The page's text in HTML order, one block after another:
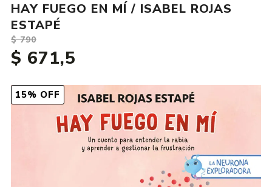
15% OFF
HAY FUEGO EN MÍ / ISABEL ROJAS
ESTAPÉ
$ 790
$ 671,5